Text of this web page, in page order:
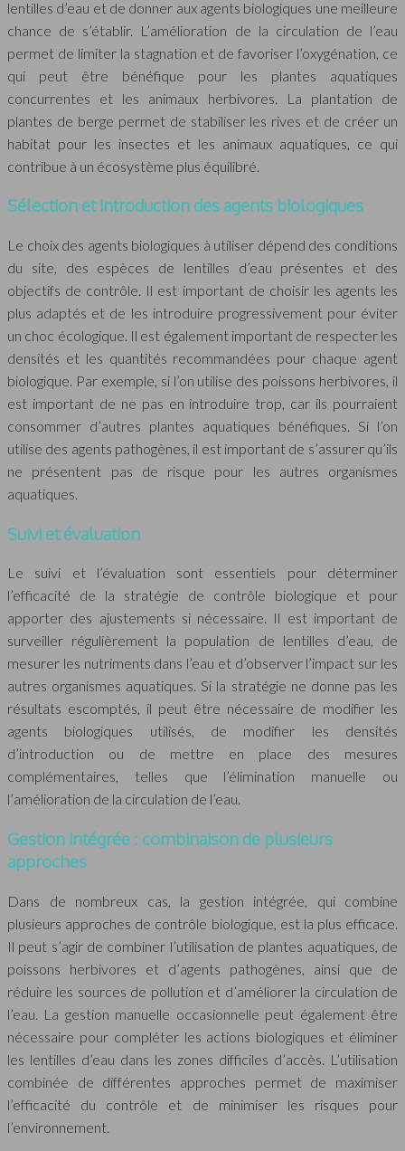
lentilles d’eau et de donner aux agents biologiques une meilleure
chance de s’établir. L’amélioration de la circulation de l’eau
permet de limiter la stagnation et de favoriser l’oxygénation, ce
qui peut être bénéfique pour les plantes aquatiques
concurrentes et les animaux herbivores. La plantation de
plantes de berge permet de stabiliser les rives et de créer un
habitat pour les insectes et les animaux aquatiques, ce qui
contribue à un écosystème plus équilibré.
Sélection et introduction des agents biologiques
Le choix des agents biologiques à utiliser dépend des conditions
du site, des espèces de lentilles d’eau présentes et des
objectifs de contrôle. Il est important de choisir les agents les
plus adaptés et de les introduire progressivement pour éviter
un choc écologique. Il est également important de respecter les
densités et les quantités recommandées pour chaque agent
biologique. Par exemple, si l’on utilise des poissons herbivores, il
est important de ne pas en introduire trop, car ils pourraient
consommer d’autres plantes aquatiques bénéfiques. Si l’on
utilise des agents pathogènes, il est important de s’assurer qu’ils
ne présentent pas de risque pour les autres organismes
aquatiques.
Suivi et évaluation
Le suivi et l’évaluation sont essentiels pour déterminer
l’efficacité de la stratégie de contrôle biologique et pour
apporter des ajustements si nécessaire. Il est important de
surveiller régulièrement la population de lentilles d’eau, de
mesurer les nutriments dans l’eau et d’observer l’impact sur les
autres organismes aquatiques. Si la stratégie ne donne pas les
résultats escomptés, il peut être nécessaire de modifier les
agents biologiques utilisés, de modifier les densités
d’introduction ou de mettre en place des mesures
complémentaires, telles que l’élimination manuelle ou
l’amélioration de la circulation de l’eau.
Gestion intégrée : combinaison de plusieurs
approches
Dans de nombreux cas, la gestion intégrée, qui combine
plusieurs approches de contrôle biologique, est la plus efficace.
Il peut s’agir de combiner l’utilisation de plantes aquatiques, de
poissons herbivores et d’agents pathogènes, ainsi que de
réduire les sources de pollution et d’améliorer la circulation de
l’eau. La gestion manuelle occasionnelle peut également être
nécessaire pour compléter les actions biologiques et éliminer
les lentilles d’eau dans les zones difficiles d’accès. L’utilisation
combinée de différentes approches permet de maximiser
l’efficacité du contrôle et de minimiser les risques pour
l’environnement.